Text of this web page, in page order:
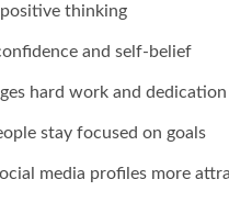
positive thinking
and self-belief
hard work and dedication
stay focused on goals
media profiles more